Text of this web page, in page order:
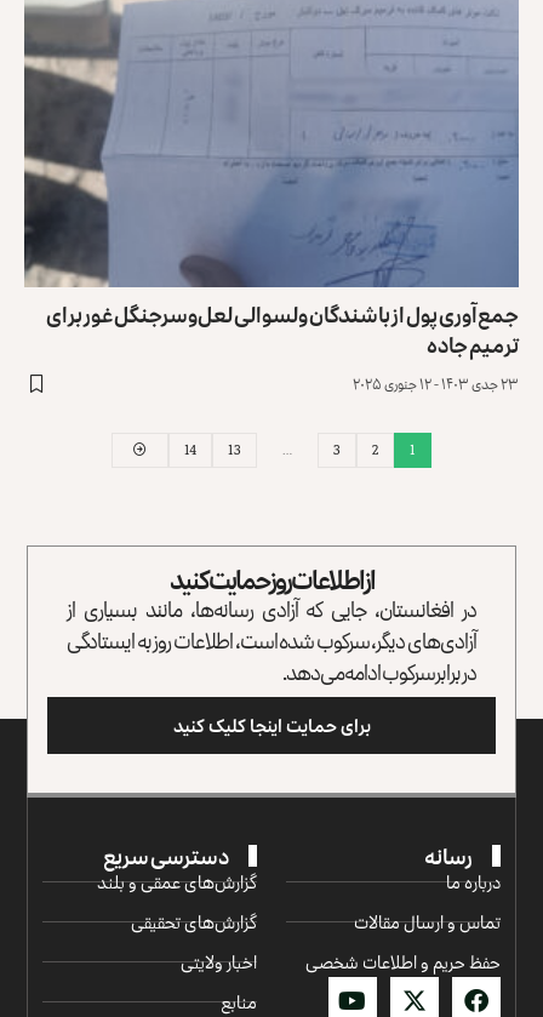
جمع‌آوری پول از باشندگان ولسوالی لعل‌وسرجنگل غور برای
ترمیم جاده
۲۳ جدی ۱۴۰۳ - ۱۲ جنوری ۲۰۲۵
1
2
3
…
13
14
از اطلاعات روز حمایت کنید
در افغانستان، جایی که آزادی رسانه‌ها، مانند بسیاری از
آزادی‌های دیگر، سرکوب شده است، اطلاعات روز به ایستادگی
در برابر سرکوب ادامه می‌دهد.
برای حمایت اینجا کلیک کنید
رسانه
درباره ما
تماس و ارسال مقالات
حفظ حریم و اطلاعات شخصی
دسترسی سریع
گزارش‌‌های عمقی و بلند
گزارش‌های تحقیقی
اخبار ولایتی
منابع